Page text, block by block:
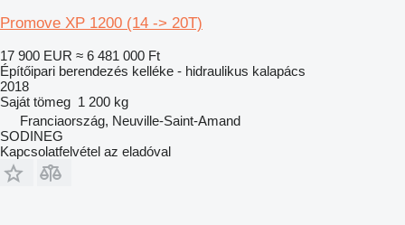
Promove XP 1200 (14 -> 20T)
17 900 EUR ≈ 6 481 000 Ft
Építőipari berendezés kelléke - hidraulikus kalapács
2018
Saját tömeg 1 200 kg
Franciaország, Neuville-Saint-Amand
SODINEG
Kapcsolatfelvétel az eladóval